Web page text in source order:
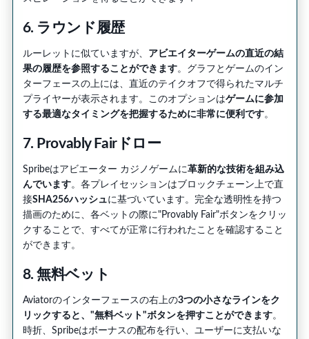
6. ラウンド履歴
ルーレットに似ていますが、
アビエイターゲームの直近の結
果の履歴を参照することができます。グラフとゲームのイン
ターフェースの上には、直近のテイクオフで得られたマルチ
プライヤーが表示されます。このオプションはゲームに参加
する最適なタイミングを把握するために非常に便利です。
7. Provably Fairドロー
Spribeはアビエーター カジノゲームに革新的な技術を組み込
んでいます。各プレイセッションはブロックチェーン上で直
接SHA256ハッシュに基づいています。完全な透明性を持つ
描画のために、各ベットの際に"Provably Fair"ボタンをクリッ
クすることで、すべてが正常に行われたことを確認すること
ができます。
8. 無料ベット
Aviatorのインターフェースの右上の3つの小さなラインをク
リックすると、"無料ベット"ボタンを押すことができます。
時折、Spribeはボーナスの配布を行い、ユーザーに支払いな